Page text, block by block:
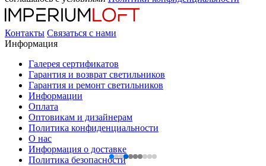
Контакты Связаться с нами
Информация
Галерея сертификатов
Гарантия и возврат светильников
Гарантия и ремонт светильников
Информации
Оплата
Оптовикам и дизайнерам
Политика конфиденциальности
О нас
Информация о доставке
Политика безопасности